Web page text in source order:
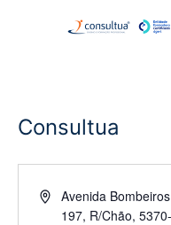
Consultua
AddressAvenida
197, R/Chão,